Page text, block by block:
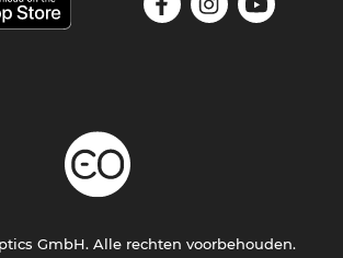
GmbH. Alle rechten voorbehouden.